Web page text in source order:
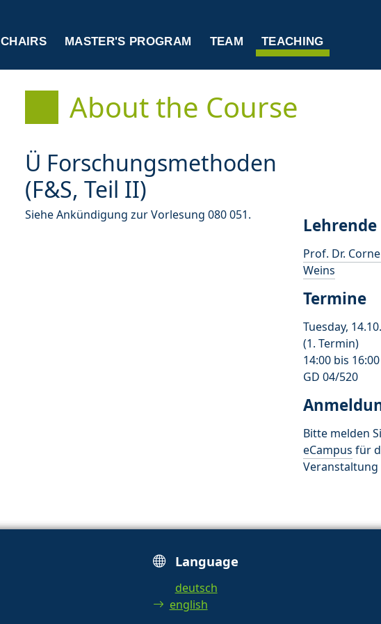
CHAIRS MASTER'S PROGRAM TEAM TEACHING
About the Course
Ü Forschungsmethoden
(F&S, Teil II)
Siehe Ankündigung zur Vorlesung 080 051. Lehrende
Prof. Dr.
Weins
Termine
Tuesday,
(1. Termin)
14:00 bis
GD 04/520
Bitte melden
eCampus für
Veranstaltung
Language
deutsch
english